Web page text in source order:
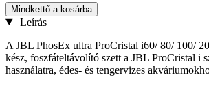
Mindkettő a kosárba
Leírás
A JBL PhosEx ultra ProCristal i60/ 80/ 100/
kész, foszfáteltávolító szett a JBL ProCristal i
használatra, édes- és tengervizes